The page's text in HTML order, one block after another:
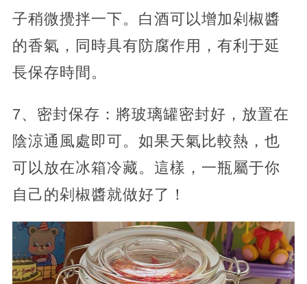
子稍微攪拌一下。白酒可以增加剁椒醬
的香氣，同時具有防腐作用，有利于延
長保存時間。
7、密封保存：將玻璃罐密封好，放置在
陰涼通風處即可。如果天氣比較熱，也
可以放在冰箱冷藏。這樣，一瓶屬于你
自己的剁椒醬就做好了！